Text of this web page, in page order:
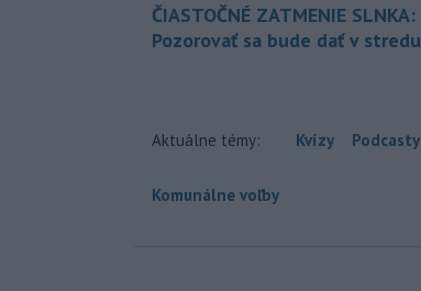
ČIASTOČNÉ ZATMENIE SLNKA:
Pozorovať sa bude dať v stredu
Aktuálne témy: Kvízy Podcasty
Komunálne voľby